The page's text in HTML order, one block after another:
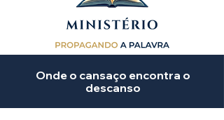
Onde o cansaço encontra o
descanso